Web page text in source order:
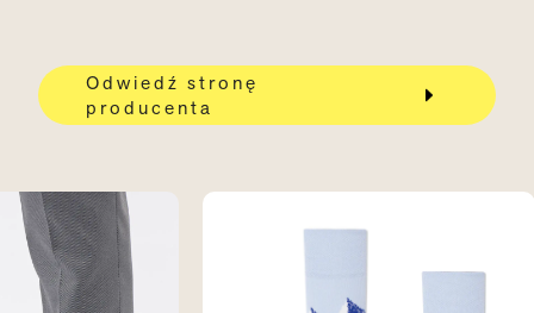
Odwiedź stronę
producenta